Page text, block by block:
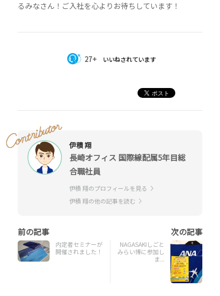
るみなさん！ご入社を心よりお待ちしています！
27+ いいねされています
伊積 翔
長崎オフィス 国際線配属5年目総
合職社員
伊積 翔のプロフィールを見る
伊積 翔の他の記事を読む
内定者セミナーが
開催されました！
NAGASAKIしごと
みらい博に参加し
ま...